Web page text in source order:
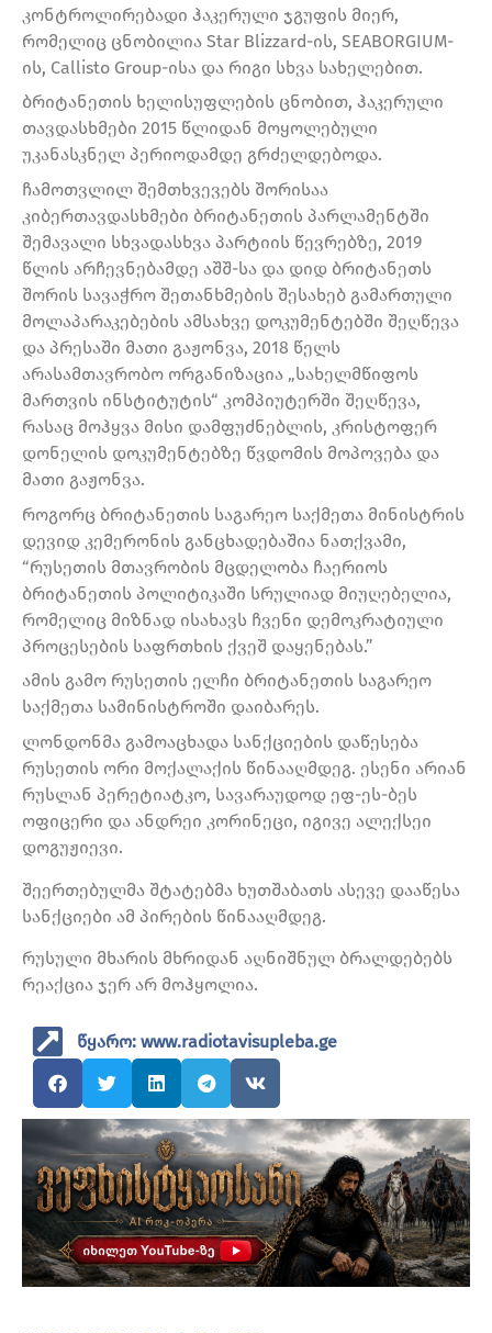
კონტროლირებადი ჰაკერული ჯგუფის მიერ,
რომელიც ცნობილია Star Blizzard-ის, SEABORGIUM-
ის, Callisto Group-ისა და რიგი სხვა სახელებით.
ბრიტანეთის ხელისუფლების ცნობით, ჰაკერული
თავდასხმები 2015 წლიდან მოყოლებული
უკანასკნელ პერიოდამდე გრძელდებოდა.
ჩამოთვლილ შემთხვევებს შორისაა
კიბერთავდასხმები ბრიტანეთის პარლამენტში
შემავალი სხვადასხვა პარტიის წევრებზე, 2019
წლის არჩევნებამდე აშშ-სა და დიდ ბრიტანეთს
შორის სავაჭრო შეთანხმების შესახებ გამართული
მოლაპარაკებების ამსახვე დოკუმენტებში შეღწევა
და პრესაში მათი გაჟონვა, 2018 წელს
არასამთავრობო ორგანიზაცია „სახელმწიფოს
მართვის ინსტიტუტის“ კომპიუტერში შეღწევა,
რასაც მოჰყვა მისი დამფუძნებლის, კრისტოფერ
დონელის დოკუმენტებზე წვდომის მოპოვება და
მათი გაჟონვა.
როგორც ბრიტანეთის საგარეო საქმეთა მინისტრის
დევიდ კემერონის განცხადებაშია ნათქვამი,
“რუსეთის მთავრობის მცდელობა ჩაერიოს
ბრიტანეთის პოლიტიკაში სრულიად მიუღებელია,
რომელიც მიზნად ისახავს ჩვენი დემოკრატიული
პროცესების საფრთხის ქვეშ დაყენებას.”
ამის გამო რუსეთის ელჩი ბრიტანეთის საგარეო
საქმეთა სამინისტროში დაიბარეს.
ლონდონმა გამოაცხადა სანქციების დაწესება
რუსეთის ორი მოქალაქის წინააღმდეგ. ესენი არიან
რუსლან პერეტიატკო, სავარაუდოდ ეფ-ეს-ბეს
ოფიცერი და ანდრეი კორინეცი, იგივე ალექსეი
დოგუჟიევი.
შეერთებულმა შტატებმა ხუთშაბათს ასევე დააწესა
სანქციები ამ პირების წინააღმდეგ.
რუსული მხარის მხრიდან აღნიშნულ ბრალდებებს
რეაქცია ჯერ არ მოჰყოლია.
წყარო: www.radiotavisupleba.ge